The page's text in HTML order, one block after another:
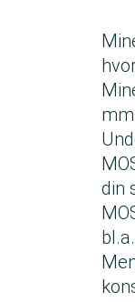
din